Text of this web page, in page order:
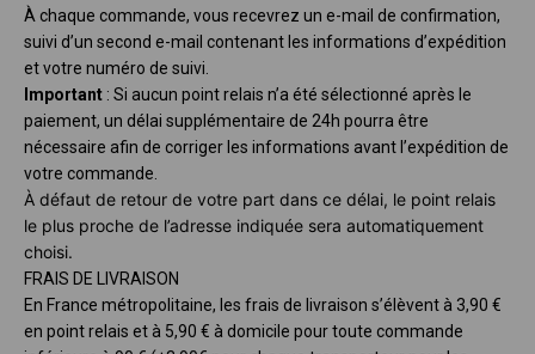
À chaque commande, vous recevrez un e-mail de confirmation,
suivi d’un second e-mail contenant les informations d’expédition
et votre numéro de suivi.
Important : Si aucun point relais n’a été sélectionné après le
paiement, un délai supplémentaire de 24h pourra être
nécessaire afin de corriger les informations avant l’expédition de
votre commande.
À défaut de retour de votre part dans ce délai, le point relais
le plus proche de l’adresse indiquée sera automatiquement
choisi.
FRAIS DE LIVRAISON
En France métropolitaine, les frais de livraison s’élèvent à 3,90 €
en point relais et à 5,90 € à domicile pour toute commande